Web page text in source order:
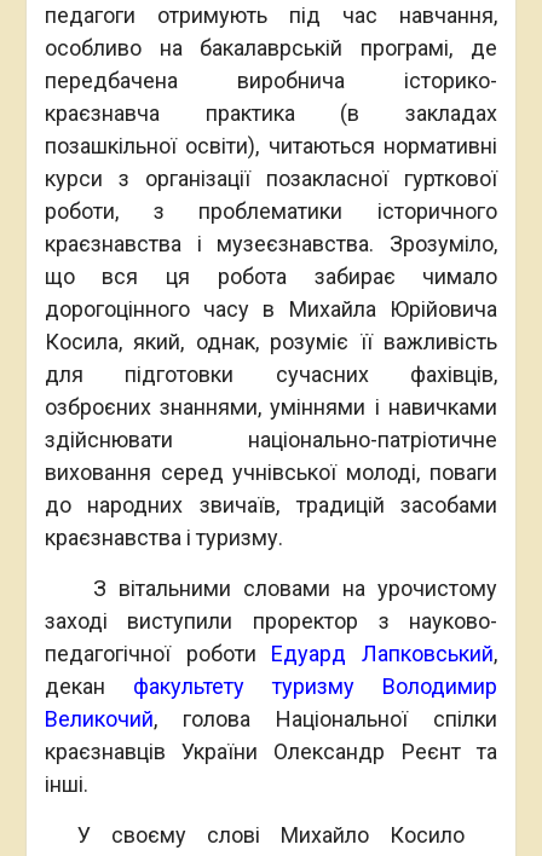
педагоги отримують під час навчання,
особливо на бакалаврській програмі, де
передбачена виробнича історико-
краєзнавча практика (в закладах
позашкільної освіти), читаються нормативні
курси з організації позакласної гурткової
роботи, з проблематики історичного
краєзнавства і музеєзнавства. Зрозуміло,
що вся ця робота забирає чимало
дорогоцінного часу в Михайла Юрійовича
Косила, який, однак, розуміє її важливість
для підготовки сучасних фахівців,
озброєних знаннями, уміннями і навичками
здійснювати національно-патріотичне
виховання серед учнівської молоді, поваги
до народних звичаїв, традицій засобами
краєзнавства і туризму.
З вітальними словами на урочистому
заході виступили проректор з науково-
педагогічної роботи Едуард Лапковський,
декан факультету туризму
Володимир
Великочий, голова Національної спілки
краєзнавців України Олександр Реєнт та
інші.
У своєму слові Михайло Косило